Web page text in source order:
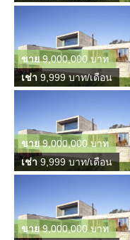
เช่า 9,999 บาท/เดือน
ขาย9,000,000 บาท
เช่า 9,999 บาท/เดือน
ขาย9,000,000 บาท
ขาย9,000,000 บาท